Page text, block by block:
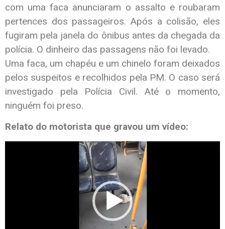
com uma faca anunciaram o assalto e roubaram
pertences dos passageiros. Após a colisão, eles
fugiram pela janela do ônibus antes da chegada da
polícia. O dinheiro das passagens não foi levado.
Uma faca, um chapéu e um chinelo foram deixados
pelos suspeitos e recolhidos pela PM. O caso será
investigado pela Polícia Civil. Até o momento,
ninguém foi preso.
Relato do motorista que gravou um vídeo: